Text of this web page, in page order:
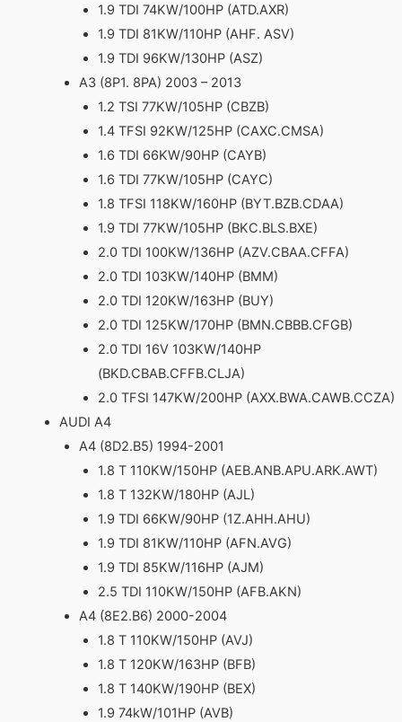
1.9 TDI 74KW/100HP (ATD.AXR)
1.9 TDI 81KW/110HP (AHF. ASV)
1.9 TDI 96KW/130HP (ASZ)
A3 (8P1. 8PA) 2003 – 2013
1.2 TSI 77KW/105HP (CBZB)
1.4 TFSI 92KW/125HP (CAXC.CMSA)
1.6 TDI 66KW/90HP (CAYB)
1.6 TDI 77KW/105HP (CAYC)
1.8 TFSI 118KW/160HP (BYT.BZB.CDAA)
1.9 TDI 77KW/105HP (BKC.BLS.BXE)
2.0 TDI 100KW/136HP (AZV.CBAA.CFFA)
2.0 TDI 103KW/140HP (BMM)
2.0 TDI 120KW/163HP (BUY)
2.0 TDI 125KW/170HP (BMN.CBBB.CFGB)
2.0 TDI 16V 103KW/140HP
(BKD.CBAB.CFFB.CLJA)
2.0 TFSI 147KW/200HP (AXX.BWA.CAWB.CCZA)
AUDI A4
A4 (8D2.B5) 1994-2001
1.8 T 110KW/150HP (AEB.ANB.APU.ARK.AWT)
1.8 T 132KW/180HP (AJL)
1.9 TDI 66KW/90HP (1Z.AHH.AHU)
1.9 TDI 81KW/110HP (AFN.AVG)
1.9 TDI 85KW/116HP (AJM)
2.5 TDI 110KW/150HP (AFB.AKN)
A4 (8E2.B6) 2000-2004
1.8 T 110KW/150HP (AVJ)
1.8 T 120KW/163HP (BFB)
1.8 T 140KW/190HP (BEX)
1.9 74kW/101HP (AVB)